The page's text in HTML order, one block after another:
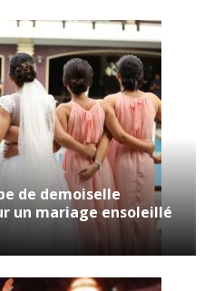
de demoiselle
un mariage ensoleillé